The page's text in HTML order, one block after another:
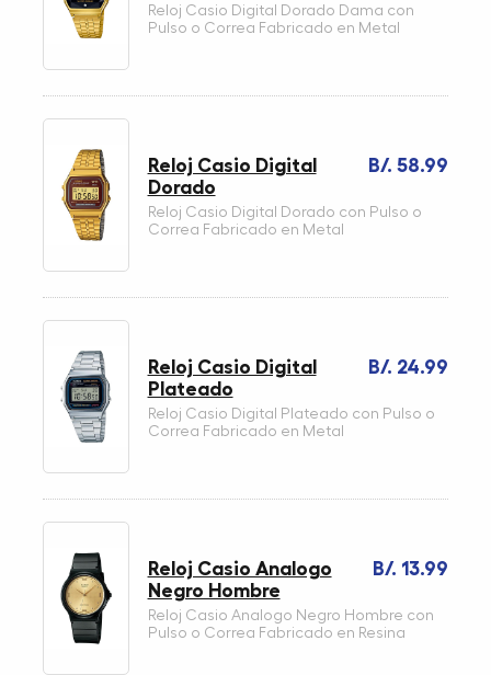
Reloj Casio Digital Dorado Dama con
Pulso o Correa Fabricado en Metal
B/. 58.99
Reloj Casio Digital
Dorado
Reloj Casio Digital Dorado con Pulso o
Correa Fabricado en Metal
B/. 24.99
Reloj Casio Digital
Plateado
Reloj Casio Digital Plateado con Pulso o
Correa Fabricado en Metal
B/. 13.99
Reloj Casio Analogo
Negro Hombre
Reloj Casio Analogo Negro Hombre con
Pulso o Correa Fabricado en Resina